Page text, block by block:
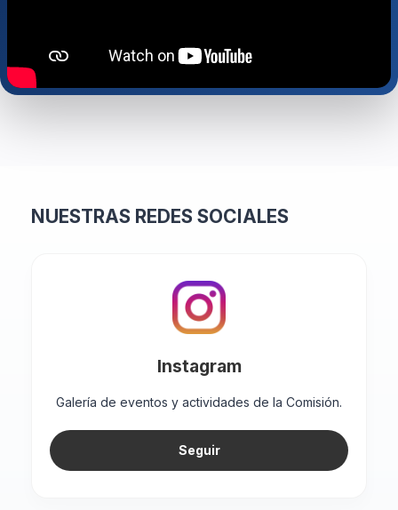
NUESTRAS REDES SOCIALES
Instagram
Galería de eventos y actividades de la Comisión.
Seguir